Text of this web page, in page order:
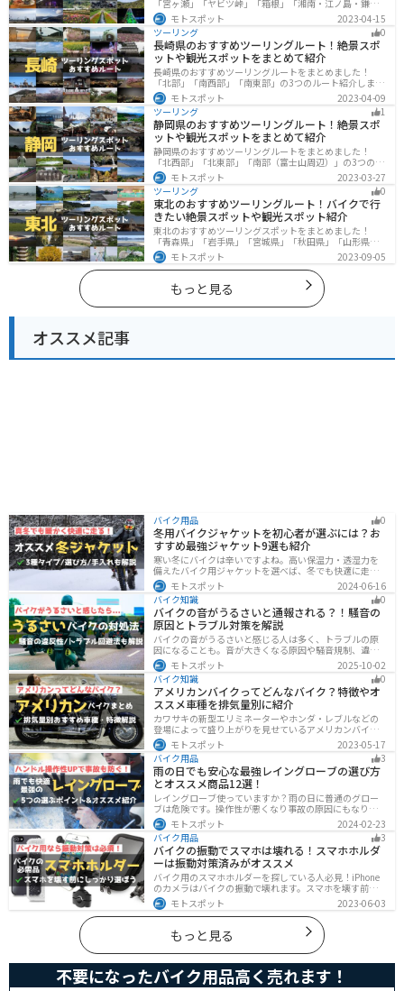
「宮ヶ瀬」「ヤビツ峠」「箱根」「湘南・江ノ島・鎌
倉」「三浦」「みなとみらい」の6つのルート紹介しま
す。自然豊かなスポット、歴史ある観光名所、都市部で
楽しめるツーリングスポットまで多数あります。バイク
で神奈川県にツーリングに行く際は参考にしてくださ
い。
モトスポット
2023-04-15
ツーリング
0
長崎県のおすすめツーリングルート！絶景スポ
ットや観光スポットをまとめて紹介
長崎県のおすすめツーリングルートをまとめました！
「北部」「南西部」「南東部」の3つのルート紹介しま
す。国際色豊かな街並みや世界遺産、絶景ポイントが数
多く存在し、様々な楽しみ方ができます。バイクで長崎
県にツーリングに行く際は参考にしてください。
モトスポット
2023-04-09
ツーリング
1
静岡県のおすすめツーリングルート！絶景スポ
ットや観光スポットをまとめて紹介
静岡県のおすすめツーリングルートをまとめました！
「北西部」「北東部」「南部（富士山周辺）」の3つのル
ート紹介します。富士山を中心に自然豊かな景色や食事
を楽しめるスポットが多数あります。バイクで静岡県に
ツーリングに行く際は参考にしてください。
モトスポット
2023-03-27
ツーリング
0
東北のおすすめツーリングルート！バイクで行
きたい絶景スポットや観光スポット紹介
東北のおすすめツーリングスポットをまとめました！
「青森県」「岩手県」「宮城県」「秋田県」「山形県」
「福島県」の各県の観光地紹介します。自然豊かな山々
や湖、温泉地が点在し、四季折々の景色を楽しめるスポ
ットが多数あります。バイクで東北にツーリングに行く
際は参考にしてください。
モトスポット 2023-09-05
もっと見る
オススメ記事
バイク用品 0
冬用バイクジャケットを初心者が選ぶには？お
すすめ最強ジャケット9選も紹介
寒い冬にバイクは辛いですよね。高い保温力・透湿力を
備えたバイク用ジャケットを選べば、冬でも快適に走る
ことができます！さらに電熱ジャケットであれば、どん
な過酷な環境でも全く寒さを感じずバイクに乗れます。
正しい装備を揃えて今年の冬も乗り切りましょう！
モトスポット
2024-06-16
バイク知識
0
バイクの音がうるさいと通報される？！騒音の
原因とトラブル対策を解説
バイクの音がうるさいと感じる人は多く、トラブルの原
因になることも。音が大きくなる原因や騒音規制、違反
になるケースを解説し、ライダーができるマナーや配慮
の方法、さらには他人のバイクが迷惑なときの正しい対
処法まで紹介します。バイク好きも、周囲の騒音に悩む
人も必見の内容です。
モトスポット
2025-10-02
バイク知識
0
アメリカンバイクってどんなバイク？特徴やオ
ススメ車種を排気量別に紹介
カワサキの新型エリミネーターやホンダ・レブルなどの
登場によって盛り上がりを見せているアメリカンバイ
ク。スタイリッシュに乗れることはもちろん、ツーリン
グや通学通勤もこなせるアメリカンバイクの特徴や、オ
ススメの車種についてご紹介します！
モトスポット
2023-05-17
バイク用品
3
雨の日でも安心な最強レイングローブの選び方
とオススメ商品12選！
レイングローブ使っていますか？雨の日に普通のグロー
ブは危険です。操作性が悪くなり事故の原因にもなりま
す。安全と快適に運転するためにもしっかりとしたレイ
ングローブを準備しておきましょう。この記事ではレイ
ングローブの選び方とオススメを紹介します。
モトスポット
2024-02-23
バイク用品
3
バイクの振動でスマホは壊れる！スマホホルダ
ーは振動対策済みがオススメ
バイク用のスマホホルダーを探している人必見！iPhone
のカメラはバイクの振動で壊れます。スマホを壊す前
に、振動対策がされたスマホホルダーを使うようにしま
しょう。カメラを壊さないための4つの方法とオススメの
スマホホルダーを紹介します。
モトスポット 2023-06-03
もっと見る
不要になったバイク用品高く売れます！